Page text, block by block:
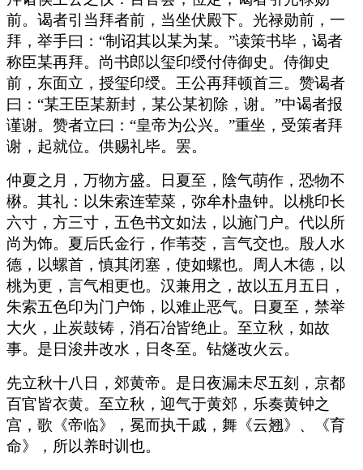
前。谒者引当拜者前，当坐伏殿下。光禄勋前，一
拜，举手曰：“制诏其以某为某。”读策书毕，谒者
称臣某再拜。尚书郎以玺印绶付侍御史。侍御史
前，东面立，授玺印绶。王公再拜顿首三。赞谒者
曰：“某王臣某新封，某公某初除，谢。”中谒者报
谨谢。赞者立曰：“皇帝为公兴。”重坐，受策者拜
谢，起就位。供赐礼毕。罢。
仲夏之月，万物方盛。日夏至，陰气萌作，恐物不
楙。其礼：以朱索连荤菜，弥牟朴蛊钟。以桃印长
六寸，方三寸，五色书文如法，以施门户。代以所
尚为饰。夏后氏金行，作苇茭，言气交也。殷人水
德，以螺首，慎其闭塞，使如螺也。周人木德，以
桃为更，言气相更也。汉兼用之，故以五月五日，
朱索五色印为门户饰，以难止恶气。日夏至，禁举
大火，止炭鼓铸，消石冶皆绝止。至立秋，如故
事。是日浚井改水，日冬至。钻燧改火云。
先立秋十八日，郊黄帝。是日夜漏未尽五刻，京都
百官皆衣黄。至立秋，迎气于黄郊，乐奏黄钟之
宫，歌《帝临》，冕而执干戚，舞《云翘》、《育
命》，所以养时训也。